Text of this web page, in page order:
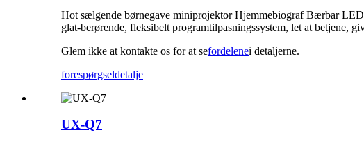
Hot sælgende børnegave miniprojektor Hjemmebiograf Bærbar
glat-berørende, fleksibelt programtilpasningssystem, let at betjene,
Glem ikke at kontakte os for at sefordelenei detaljerne.
forespørgseldetalje
UX-Q7